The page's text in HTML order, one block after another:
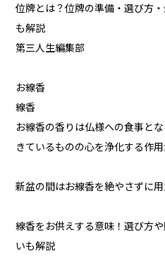
位牌とは？位牌の準備・選び方
も解説
第三人生編集部
お線香
線香
お線香の香りは仏様への食事と
きているものの心を浄化する作
新盆の間はお線香を絶やさずに用
線香をお供えする意味！選び方
いも解説